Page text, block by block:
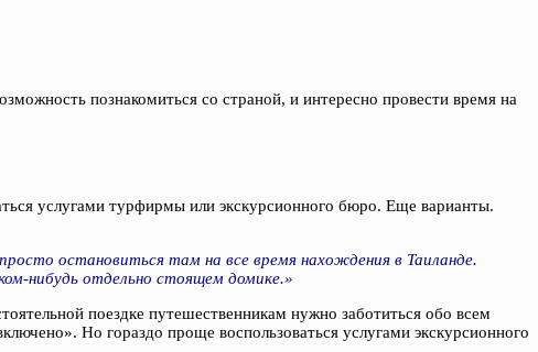
познакомиться со страной, и интересно провести время на
услугами турфирмы или экскурсионного бюро. Еще варианты.
остановиться там на все время нахождения в Таиланде.
нибудь отдельно стоящем домике.»
поездке путешественникам нужно заботиться обо всем
Но гораздо проще воспользоваться услугами экскурсионного